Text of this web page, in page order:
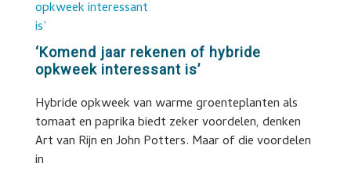
‘Komend jaar rekenen of hybride
opkweek interessant is’
Hybride opkweek van warme groenteplanten als
tomaat en paprika biedt zeker voordelen, denken
Art van Rijn en John Potters. Maar of die voordelen
in